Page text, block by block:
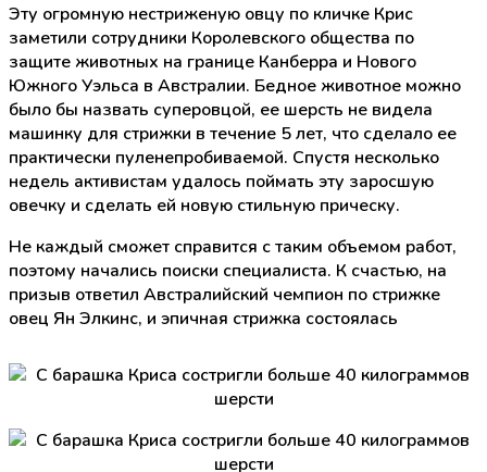
Эту огромную нестриженую овцу по кличке Крис
заметили сотрудники Королевского общества по
защите животных на границе Канберра и Нового
Южного Уэльса в Австралии. Бедное животное можно
было бы назвать суперовцой, ее шерсть не видела
машинку для стрижки в течение 5 лет, что сделало ее
практически пуленепробиваемой. Спустя несколько
недель активистам удалось поймать эту заросшую
овечку и сделать ей новую стильную прическу.
Не каждый сможет справится с таким объемом работ,
поэтому начались поиски специалиста. К счастью, на
призыв ответил Австралийский чемпион по стрижке
овец Ян Элкинс, и эпичная стрижка состоялась